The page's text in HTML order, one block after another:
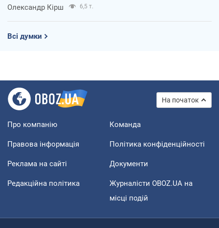
Олександр Кірш 6,5 т.
Всі думки
На початок
Про компанію Команда
Правова інформація Політика конфіденційності
Реклама на сайті Документи
Редакційна політика
Журналісти OBOZ.UA на
місці подій